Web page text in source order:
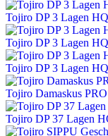
Tojiro DP 3 Lagen
Tojiro DP 3 Lagen
Tojiro DP 3 Lagen
Tojiro Damaskus
Tojiro DP 37 Lagen